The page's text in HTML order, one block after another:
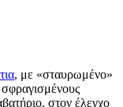
, με «σταυρωμένο»
στον έλεγχο